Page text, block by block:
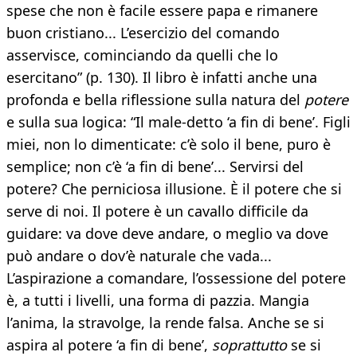
spese che non è facile essere papa e rimanere
buon cristiano... L’esercizio del comando
asservisce, cominciando da quelli che lo
esercitano” (p. 130). Il libro è infatti anche una
profonda e bella riflessione sulla natura del potere
e sulla sua logica: “Il male-detto ‘a fin di bene’. Figli
miei, non lo dimenticate: c’è solo il bene, puro è
semplice; non c’è ‘a fin di bene’... Servirsi del
potere? Che perniciosa illusione. È il potere che si
serve di noi. Il potere è un cavallo difficile da
guidare: va dove deve andare, o meglio va dove
può andare o dov’è naturale che vada...
L’aspirazione a comandare, l’ossessione del potere
è, a tutti i livelli, una forma di pazzia. Mangia
l’anima, la stravolge, la rende falsa. Anche se si
aspira al potere ‘a fin di bene’, soprattuttose si